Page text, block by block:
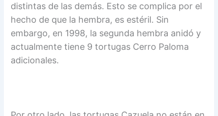
distintas de las demás. Esto se complica por el
hecho de que la hembra, es estéril. Sin
embargo, en 1998, la segunda hembra anidó y
actualmente tiene 9 tortugas Cerro Paloma
adicionales.